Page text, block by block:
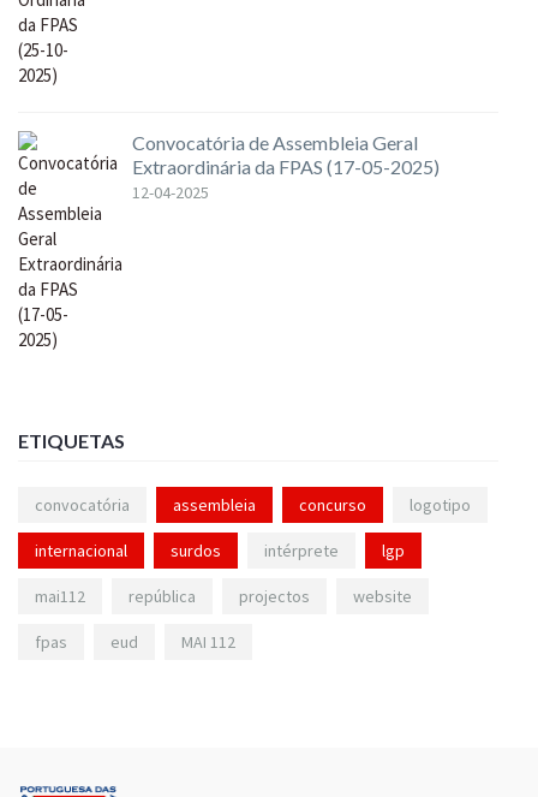
Convocatória de Assembleia Geral
Extraordinária da FPAS (17-05-2025)
12-04-2025
ETIQUETAS
convocatória assembleia concurso logotipo
internacional surdos intérprete lgp
mai112 república projectos website
fpas eud MAI 112